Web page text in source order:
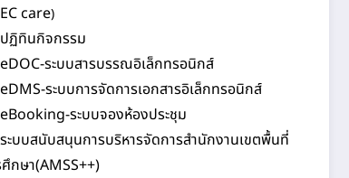
care)
ปฏิทินกิจกรรม
eDOC-ระบบสารบรรณอิเล็กทรอนิกส์
eDMS-ระบบการจัดการเอกสารอิเล็กทรอนิกส์
eBooking-ระบบจองห้องประชุม
ระบบสนับสนุนการบริหารจัดการสำนักงานเขตพื้นที่
กษา(AMSS++)